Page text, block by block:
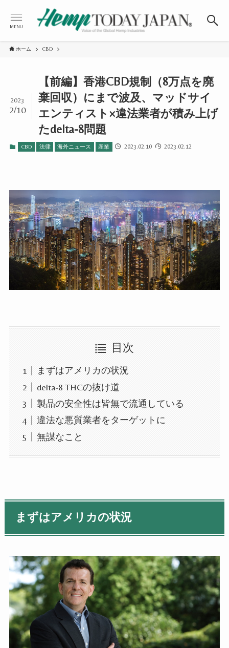
MENU
ホーム CBD
【前編】香港CBD規制（8万点を廃
棄回収）にまで波及、マッドサイ
エンティスト×違法業者が積み上げ
たdelta-8問題
2023
2/10
CBD 法律 海外ニュース 産業 2023.02.10 2023.02.12
目次
まずはアメリカの状況
delta-8 THCの抜け道
製品の安全性は皆無で流通している
違法な悪質業者をターゲットに
無謀なこと
まずはアメリカの状況